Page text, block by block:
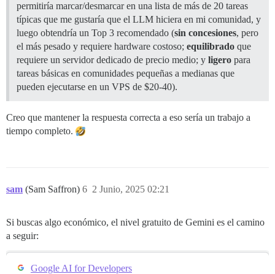
permitiría marcar/desmarcar en una lista de más de 20 tareas
típicas que me gustaría que el LLM hiciera en mi comunidad, y
luego obtendría un Top 3 recomendado (sin concesiones, pero
el más pesado y requiere hardware costoso; equilibrado que
requiere un servidor dedicado de precio medio; y ligero para
tareas básicas en comunidades pequeñas a medianas que
pueden ejecutarse en un VPS de $20-40).
Creo que mantener la respuesta correcta a eso sería un trabajo a
tiempo completo.
sam (Sam Saffron) 2 Junio, 2025 02:21
6
Si buscas algo económico, el nivel gratuito de Gemini es el camino
a seguir:
Google AI for Developers